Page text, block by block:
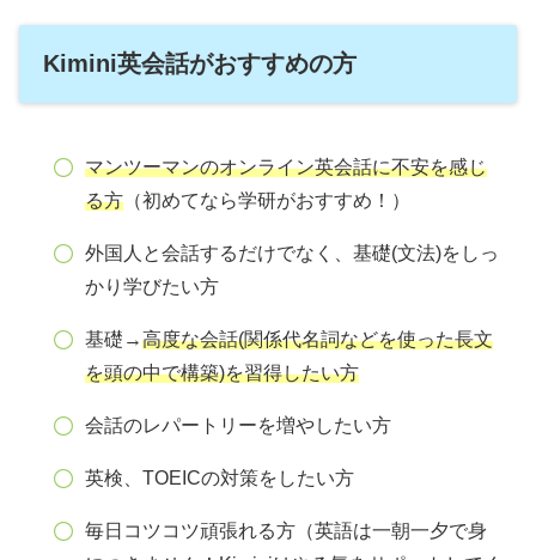
Kimini英会話がおすすめの方
マンツーマンのオンライン英会話に不安を感じ
る方（初めてなら学研がおすすめ！）
外国人と会話するだけでなく、基礎(文法)をしっ
かり学びたい方
基礎→高度な会話(関係代名詞などを使った長文
を頭の中で構築)を習得したい方
会話のレパートリーを増やしたい方
英検、TOEICの対策をしたい方
毎日コツコツ頑張れる方（英語は一朝一夕で身